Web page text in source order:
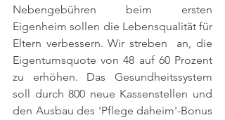
Nebengebühren beim ersten
Eigenheim sollen die Lebensqualität für
Eltern verbessern. Wir streben  an, die
Eigentumsquote von 48 auf 60 Prozent
zu erhöhen. Das Gesundheitssystem
soll durch 800 neue Kassenstellen und
den Ausbau des 'Pflege daheim'-Bonus